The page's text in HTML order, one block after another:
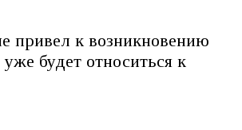
привел к возникновению
будет относиться к